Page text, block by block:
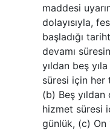
maddesi
dolayısıyla,
başladığı
devamı
yıldan beş
süresi için her
(b) Beş
hizmet süresi
günlük, (c) On